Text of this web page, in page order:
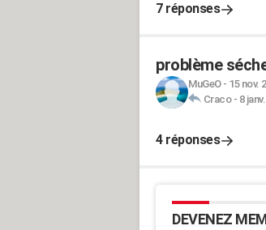
7 réponses
problème
MuGeO- 15 nov.
Craco- 8
4 réponses
DEVENEZ